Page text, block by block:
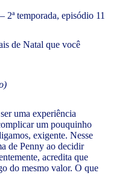
temporada, episódio 11
uma experiência
um pouquinho
exigente. Nesse
de Penny ao decidir
acredita que
do mesmo valor. O que